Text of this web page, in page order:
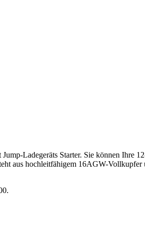
Ladegeräts Starter. Sie können Ihre
aus hochleitfähigem 16AGW-Vollkupfer